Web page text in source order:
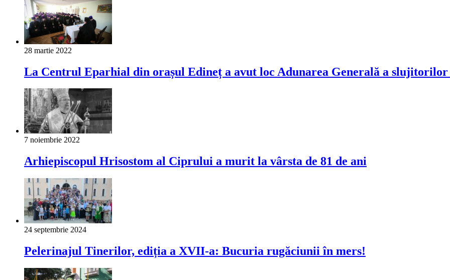
28 martie 2022
La Centrul Eparhial din orașul Edineț a avut loc Adunarea Generală a
7 noiembrie 2022
Arhiepiscopul Hrisostom al Ciprului a murit la vârsta de 81 de ani
24 septembrie 2024
Pelerinajul Tinerilor, ediția a XVII-a: Bucuria rugăciunii în mers!